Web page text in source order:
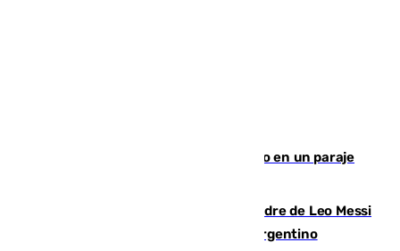
Los Bomberos combaten un incendio en un paraje
Muere a los 68 años Jorge Messi, padre de Leo Messi
y pieza fundamental en la carrera del argentino